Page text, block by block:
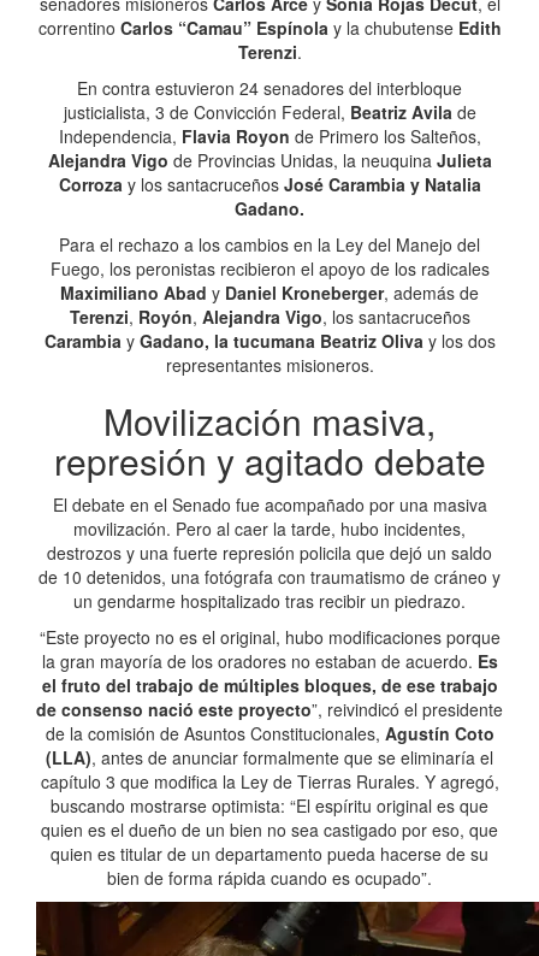
correntino Carlos “Camau” Espínolay la chubutense Edith
Terenzi.
En contra estuvieron 24 senadores del interbloque
justicialista, 3 de Convicción Federal, Beatriz Avila de
Independencia, Flavia Royon de Primero los Salteños,
Alejandra Vigo de Provincias Unidas, la neuquina Julieta
Corrozay los santacruceños José Carambia y Natalia
Gadano.
Para el rechazo a los cambios en la Ley del Manejo del
Fuego, los peronistas recibieron el apoyo de los radicales
Maximiliano Abad y Daniel Kroneberger, además de
Terenzi, Royón, Alejandra Vigo, los santacruceños
CarambiayGadano, la tucumana Beatriz Olivay los dos
representantes misioneros.
Movilización masiva,
represión y agitado debate
El debate en el Senado fue acompañado por una masiva
movilización. Pero al caer la tarde, hubo incidentes,
destrozos y una fuerte represión policila que dejó un saldo
de 10 detenidos, una fotógrafa con traumatismo de cráneo y
un gendarme hospitalizado tras recibir un piedrazo.
“Este proyecto no es el original, hubo modificaciones porque
la gran mayoría de los oradores no estaban de acuerdo. Es
el fruto del trabajo de múltiples bloques, de ese trabajo
de consenso nació este proyecto”, reivindicó el presidente
de la comisión de Asuntos Constitucionales, Agustín Coto
(LLA), antes de anunciar formalmente que se eliminaría el
capítulo 3 que modifica la Ley de Tierras Rurales. Y agregó,
buscando mostrarse optimista: “El espíritu original es que
quien es el dueño de un bien no sea castigado por eso, que
quien es titular de un departamento pueda hacerse de su
bien de forma rápida cuando es ocupado”.